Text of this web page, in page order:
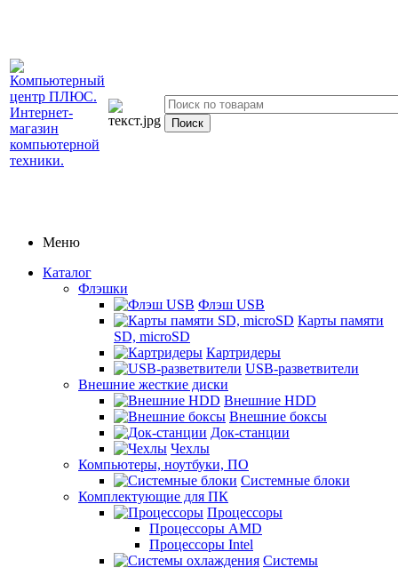
Меню
Каталог
Флэшки
Флэш USB
Карты памяти
SD, microSD
Картридеры
USB-разветвители
Внешние жесткие диски
Внешние HDD
Внешние боксы
Док-станции
Чехлы
Компьютеры, ноутбуки, ПО
Системные блоки
Комплектующие для ПК
Процессоры
Процессоры AMD
Процессоры Intel
Системы